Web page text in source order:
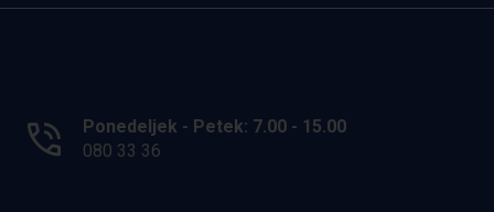
Ponedeljek - Petek: 7.00 - 15.00
080 33 36